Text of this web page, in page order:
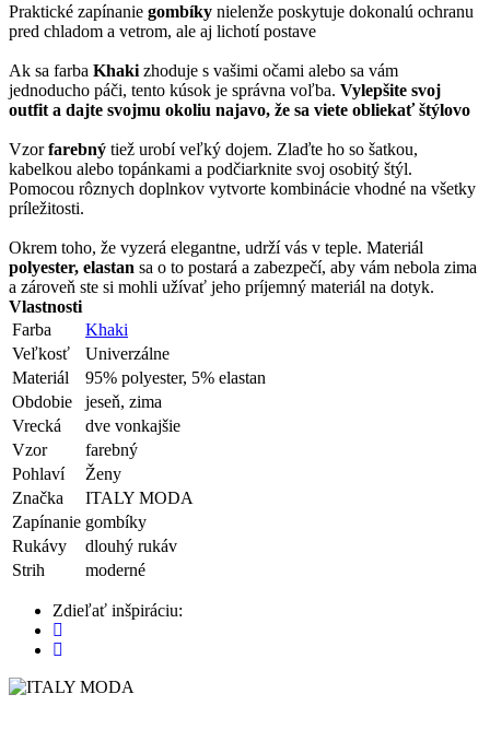
Praktické zapínanie gombíky nielenže poskytuje dokonalú ochranu
pred chladom a vetrom, ale aj lichotí postave
Ak sa farba Khaki zhoduje s vašimi očami alebo sa vám
jednoducho páči, tento kúsok je správna voľba. Vylepšite svoj
outfit a dajte svojmu okoliu najavo, že sa viete obliekať štýlovo
Vzorfarebný tiež urobí veľký dojem. Zlaďte ho so šatkou,
kabelkou alebo topánkami a podčiarknite svoj osobitý štýl.
Pomocou rôznych doplnkov vytvorte kombinácie vhodné na všetky
príležitosti.
Okrem toho, že vyzerá elegantne, udrží vás v teple. Materiál
polyester, elastan sa o to postará a zabezpečí, aby vám nebola zima
a zároveň ste si mohli užívať jeho príjemný materiál na dotyk.
Vlastnosti
Farba
Khaki
Veľkosť
Univerzálne
Materiál
95% polyester, 5% elastan
Obdobie
jeseň, zima
Vrecká
dve vonkajšie
Vzor
farebný
Pohlaví
Ženy
Značka
ITALY MODA
Zapínanie gombíky
Rukávy
dlouhý rukáv
Strih
moderné
Zdieľať inšpiráciu: